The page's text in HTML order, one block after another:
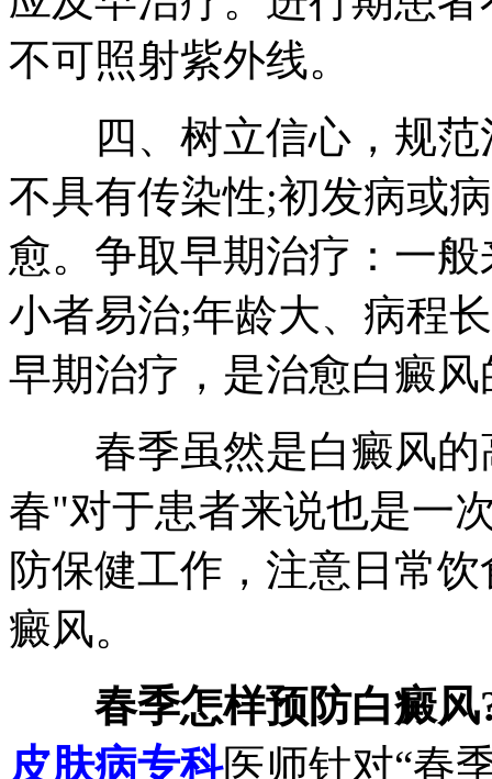
不可照射紫外线。
四、树立信心，规范
不具有传染性;初发病或
愈。争取早期治疗：一
小者易治;年龄大、病程
早期治疗，是治愈白癜
春季虽然是白癜风的
春"对于患者来说也是一
防保健工作，注意日常
癜风。
春季怎样预防白癜风
皮肤病专科医师针对“春